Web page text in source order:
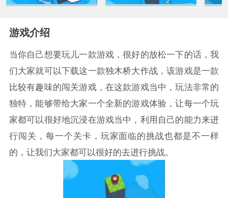
游戏介绍
当你自己想要玩儿一款游戏，很好的放松一下的话，我
们大家就可以下载这一款独木桥大作战，该游戏是一款
比较有趣味的闯关游戏，在这款游戏当中，玩法非常的
独特，能够带给大家一个全新的游戏体验，让每一个玩
家都可以很好地沉浸在游戏当中，利用自己的能力来进
行闯关，每一个关卡，玩家面临的挑战也都是不一样
的，让我们大家都可以很好的去进行挑战。